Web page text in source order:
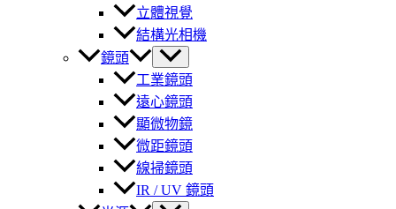
立體視覺
結構光相機
鏡頭
工業鏡頭
遠心鏡頭
顯微物鏡
微距鏡頭
線掃鏡頭
IR / UV 鏡頭